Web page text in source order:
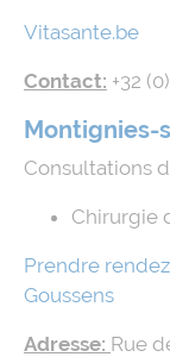
Vitasante.be
Contact: +32
Montignies-
Consultations
Chirurgie
Prendre
Goussens
Adresse: Rue